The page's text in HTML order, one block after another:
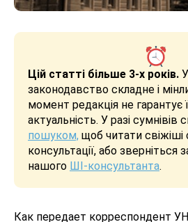
Цій статті більше 3-х років.
законодавство складне і
момент редакція не гарантує
актуальність. У разі сумнівів
пошуком, щоб читати свіжіші
консультації, або
нашого ШІ-консультанта.
Как передает корреспондент